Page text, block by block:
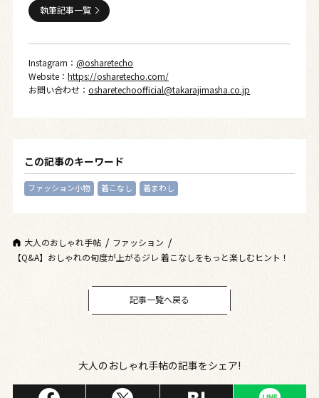
執筆記事一覧
Instagram：@osharetecho
Website：https://osharetecho.com/
お問い合わせ：osharetechoofficial@takarajimasha.co.jp
この記事のキーワード
ファッション小物 着こなし 着まわし
大人のおしゃれ手帖
ファッション
【Q&A】おしゃれの旬度が上がるジレ 着こなしをもっと楽しむヒント！
記事一覧へ戻る
大人のおしゃれ手帖の記事をシェア!